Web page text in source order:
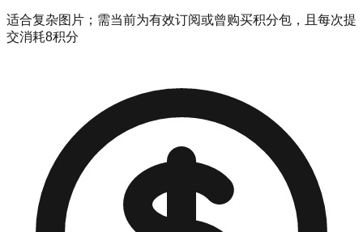
适合复杂图片；需当前为有效订阅或曾购买积分包，且每次提
交消耗8积分